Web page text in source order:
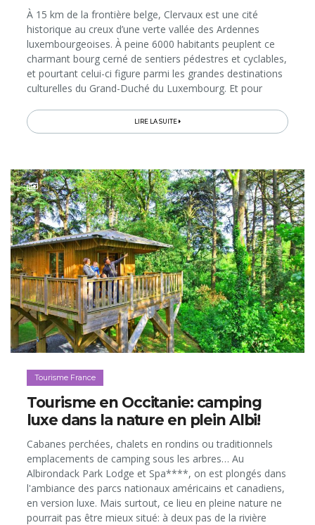
À 15 km de la frontière belge, Clervaux est une cité
historique au creux d’une verte vallée des Ardennes
luxembourgeoises. À peine 6000 habitants peuplent ce
charmant bourg cerné de sentiers pédestres et cyclables,
et pourtant celui-ci figure parmi les grandes destinations
culturelles du Grand-Duché du Luxembourg. Et pour
Man, la plus vaste...
LIRE LA SUITE
Tourisme France
Tourisme en Occitanie: camping
luxe dans la nature en plein Albi!
Cabanes perchées, chalets en rondins ou traditionnels
emplacements de camping sous les arbres… Au
Albirondack Park Lodge et Spa****, on est plongés dans
l'ambiance des parcs nationaux américains et canadiens,
en version luxe. Mais surtout, ce lieu en pleine nature ne
pourrait pas être mieux situé: à deux pas de la rivière